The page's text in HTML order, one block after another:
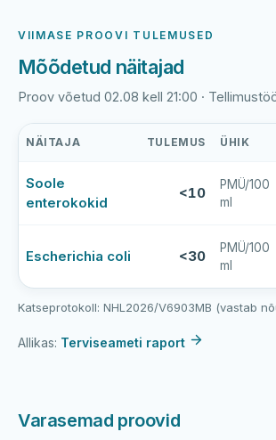
VIIMASE PROOVI TULEMUSED
Mõõdetud näitajad
Proov võetud 02.08 kell 21:00 ·
järve
viimase
mõõtmistulemused
NÄITAJA TULEMUS ÜHIK
Soole
enterokokid
<10
PMÜ/100
ml
Escherichia coli <30
PMÜ/100
ml
Katseprotokoll: NHL2026/V6903MB (vastab
Allikas: Terviseameti raport
Varasemad proovid